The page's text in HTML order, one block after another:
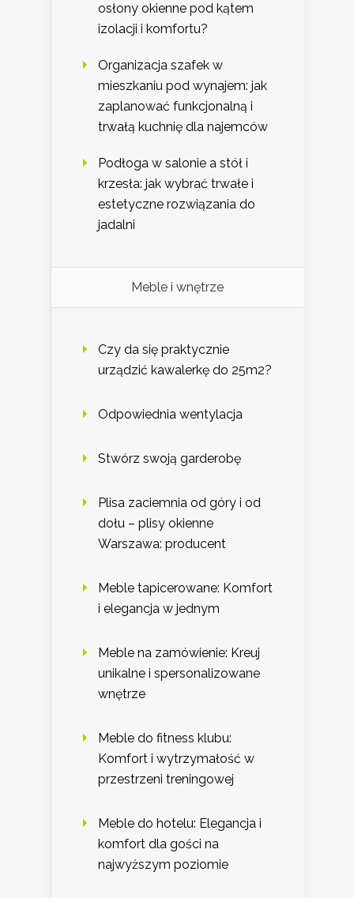
osłony okienne pod kątem
izolacji i komfortu?
Organizacja szafek w
mieszkaniu pod wynajem: jak
zaplanować funkcjonalną i
trwałą kuchnię dla najemców
Podłoga w salonie a stół i
krzesła: jak wybrać trwałe i
estetyczne rozwiązania do
jadalni
Meble i wnętrze
Czy da się praktycznie
urządzić kawalerkę do 25m2?
Odpowiednia wentylacja
Stwórz swoją garderobę
Plisa zaciemnia od góry i od
dołu – plisy okienne
Warszawa: producent
Meble tapicerowane: Komfort
i elegancja w jednym
Meble na zamówienie: Kreuj
unikalne i spersonalizowane
wnętrze
Meble do fitness klubu:
Komfort i wytrzymałość w
przestrzeni treningowej
Meble do hotelu: Elegancja i
komfort dla gości na
najwyższym poziomie